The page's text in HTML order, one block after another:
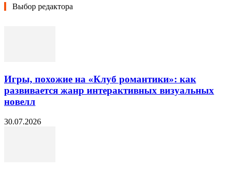
Выбор редактора
Игры, похожие на «Клуб романтики»: как
развивается жанр интерактивных визуальных
новелл
30.07.2026